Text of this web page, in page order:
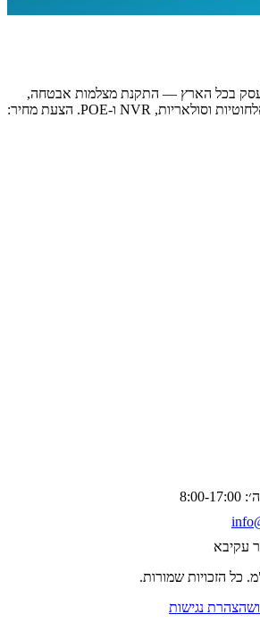
בכל הארץ — התקנת מצלמות אבטחה,
מצלמת אבטחה לבחוץ, אלחוטיות וסולאריות, NVR ו-POE. הצעת מחיר:
17:00
. כל הזכויות שמורות.
הצהרת נגישות